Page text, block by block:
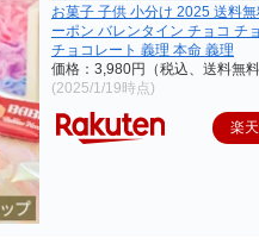
お菓子 子供 小分け 2025 送料
ーポン バレンタイン チョコ チ
チョコレート 義理 本命 義理
価格：3,980円（税込、送料無
(2025/1/19時点)
楽